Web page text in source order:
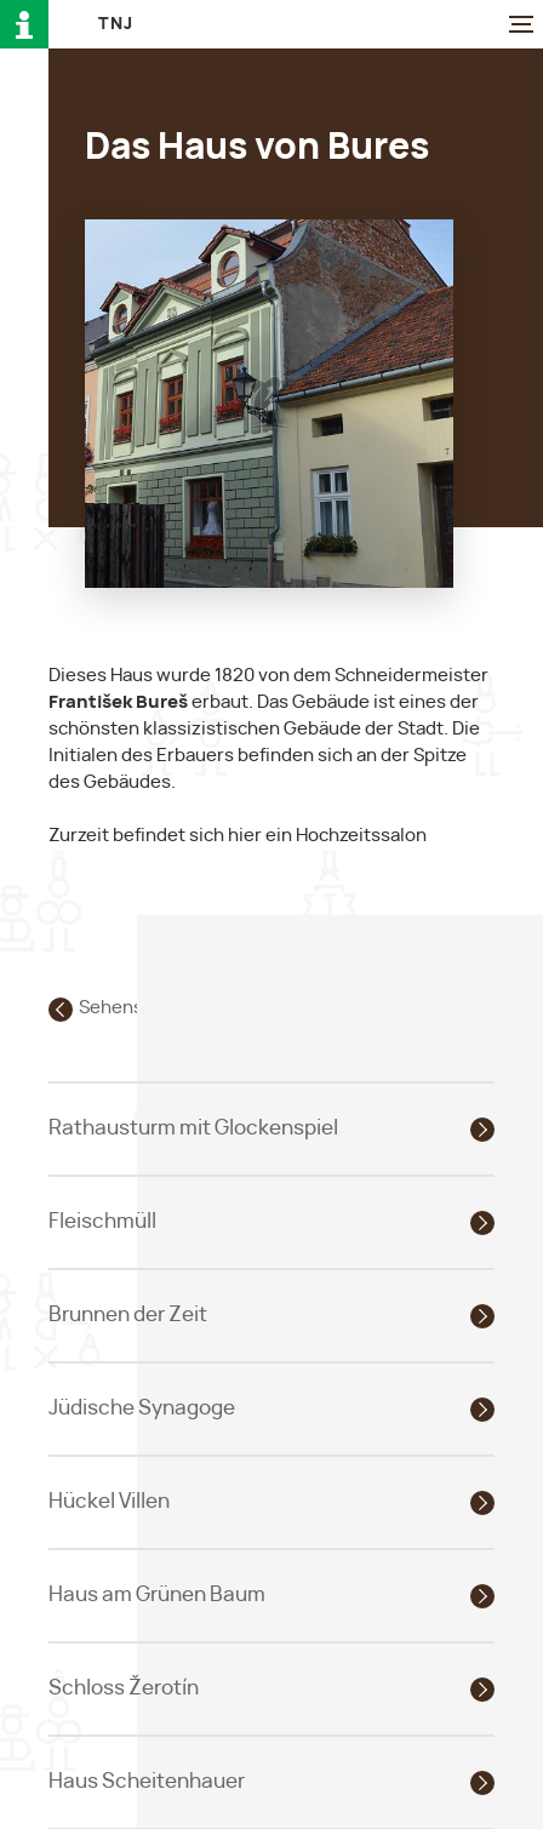
TN J
Das Haus von Bures
Dieses Haus wurde 1820 von dem Schneidermeister
František Bureš erbaut. Das Gebäude ist eines der
schönsten klassizistischen Gebäude der Stadt. Die
Initialen des Erbauers befinden sich an der Spitze
des Gebäudes.
Zurzeit befindet sich hier ein Hochzeitssalon
Sehenswürdigkeiten
Rathausturm mit Glockenspiel
Fleischmüll
Brunnen der Zeit
Jüdische Synagoge
Hückel Villen
Haus am Grünen Baum
Schloss Žerotín
Haus Scheitenhauer